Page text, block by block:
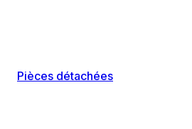
Pièces détachées